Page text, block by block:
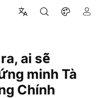
ai sẽ
minh Tà
Chính